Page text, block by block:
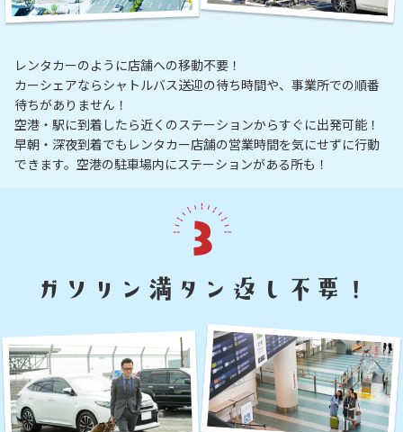
レンタカーのように店舗への移動不要！
カーシェアならシャトルバス送迎の待ち時間や、事業所での順番
待ちがありません！
空港・駅に到着したら近くのステーションからすぐに出発可能！
早朝・深夜到着でもレンタカー店舗の営業時間を気にせずに行動
できます。空港の駐車場内にステーションがある所も！